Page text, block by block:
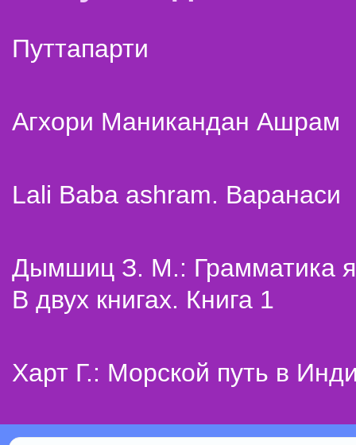
Путтапарти
Агхори Маникандан Ашрам
Lali Baba ashram. Варанаси
Дымшиц З. М.: Грамматика
В двух книгах. Книга 1
Харт Г.: Морской путь в